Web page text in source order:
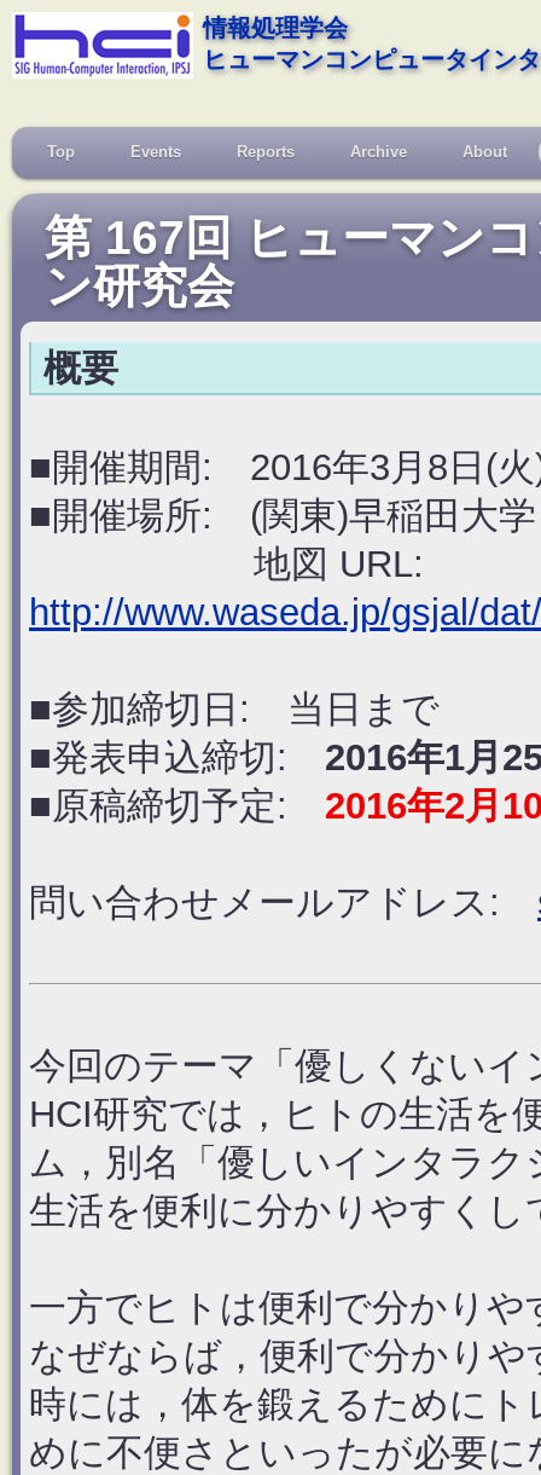
情報処理学会
ヒューマンコンピュータイン
Top Events Reports Archive About
第 167回 ヒューマン
ン研究会
概要
■開催期間: 2016年3月8日(火
■開催場所: (関東)早稲田大
地図 URL:
http://www.waseda.jp/gsjal/
■参加締切日: 当日まで
■発表申込締切: 2016年1月
■原稿締切予定: 2016年2月
問い合わせメールアドレス:
今回のテーマ「優しくない
HCI研究では，ヒトの生活を
ム，別名「優しいインタラ
生活を便利に分かりやすくし
一方でヒトは便利で分かり
なぜならば，便利で分かり
時には，体を鍛えるために
めに不便さといったが必要